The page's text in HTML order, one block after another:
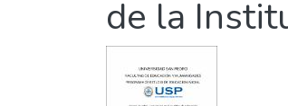
de la